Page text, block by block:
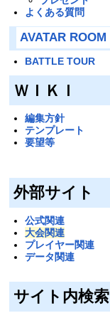
よくある質問
AVATAR ROOM
BATTLE TOUR
ＷＩＫＩ
編集方針
テンプレート
要望等
外部サイト
公式関連
大会関連
プレイヤー関連
データ関連
サイト内検索